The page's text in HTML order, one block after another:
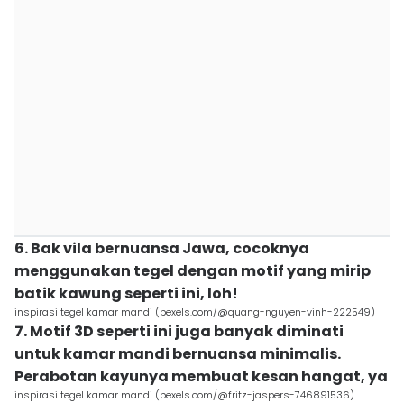
6. Bak vila bernuansa Jawa, cocoknya
menggunakan tegel dengan motif yang mirip
batik kawung seperti ini, loh!
inspirasi tegel kamar mandi (pexels.com/@quang-nguyen-vinh-222549)
7. Motif 3D seperti ini juga banyak diminati
untuk kamar mandi bernuansa minimalis.
Perabotan kayunya membuat kesan hangat, ya
inspirasi tegel kamar mandi (pexels.com/@fritz-jaspers-746891536)